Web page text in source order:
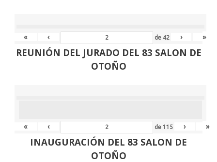
« ‹ de 42 › »
REUNIÓN DEL JURADO DEL 83 SALON DE
OTOÑO
« ‹ de 115 › »
INAUGURACIÓN DEL 83 SALON DE
OTOÑO